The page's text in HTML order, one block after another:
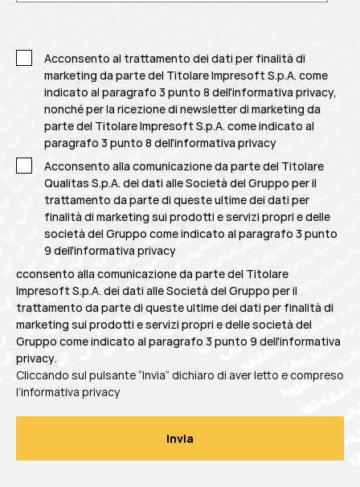
Acconsento al trattamento dei dati per finalità di
marketing da parte del Titolare Impresoft S.p.A. come
indicato al paragrafo 3 punto 8 dell'informativa privacy,
nonché per la ricezione di newsletter di marketing da
parte del Titolare Impresoft S.p.A. come indicato al
paragrafo 3 punto 8 dell'informativa privacy
Acconsento alla comunicazione da parte del Titolare
Qualitas S.p.A. dei dati alle Società del Gruppo per il
trattamento da parte di queste ultime dei dati per
finalità di marketing sui prodotti e servizi propri e delle
società del Gruppo come indicato alparagrafo 3 punto
9 dell'informativa privacy
cconsento alla comunicazione da parte del Titolare
Impresoft S.p.A. dei dati alle Società del Gruppo per il
trattamento da parte di queste ultime dei dati per finalità di
marketing sui prodotti e servizi propri e delle società del
Gruppo come indicato alparagrafo 3 punto 9 dell'informativa
privacy.
Cliccando sul pulsante “Invia” dichiaro di aver letto e compreso
l’informativa privacy